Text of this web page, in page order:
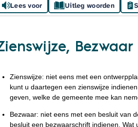
Lees voor Uitleg woorden
Zienswijze: niet eens met een
kunt u daartegen een zienswijze
geven, welke de gemeente mee kan
Bezwaar: niet eens met een besluit van
besluit een bezwaarschrift indienen.